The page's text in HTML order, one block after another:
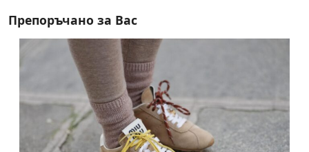
Препоръчано за Вас